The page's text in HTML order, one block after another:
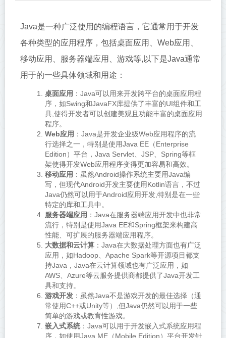
Java是一种广泛使用的编程语言，它通常用于开发
各种类型的应用程序，包括桌面应用、Web应用、
移动应用、服务器端应用、游戏等,以下是Java通常
用于的一些具体领域和用途：
桌面应用 ：Java可以用来开发跨平台的桌面应用程
序，如Swing和JavaFX库提供了丰富的UI组件和工
具,使得开发者可以创建美观且功能丰富的桌面应用
程序。
Web应用 ：Java是开发企业级Web应用程序的流
行选择之一，特别是使用Java EE（Enterprise
Edition）平台，Java Servlet、JSP、Spring等框
架使得开发Web应用程序变得更加容易和高效。
移动应用 ：虽然Android操作系统主要用Java编
写，但现代Android开发主要使用Kotlin语言，不过
Java仍然可以用于Android应用开发,特别是在一些
特定的库和工具中。
服务器端应用 ：Java在服务器端应用开发中也非常
流行，特别是使用Java EE和Spring框架来构建高
性能、可扩展的服务器端应用程序。
大数据和云计算 ：Java在大数据处理方面也有广泛
应用，如Hadoop、Apache Spark等开源项目都支
持Java，Java在云计算领域也有广泛应用，如
AWS、Azure等云服务提供商都提供了Java开发工
具和支持。
游戏开发 ：虽然Java不是游戏开发的最佳选择（通
常使用C++或Unity等）,但Java仍然可以用于一些
简单的游戏或教育性游戏。
嵌入式系统：Java可以用于开发嵌入式系统应用程
序，如使用Java ME（Mobile Edition）平台开发针